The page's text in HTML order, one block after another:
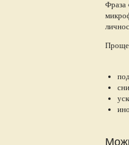
Фраза
Проще